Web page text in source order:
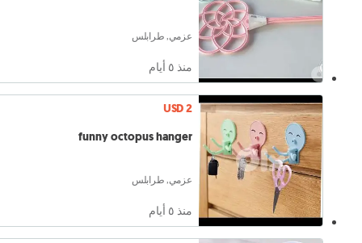
عزمي, طرابلس
منذ ٥ أيام
USD 2
funny octopus hanger
عزمي, طرابلس
منذ ٥ أيام